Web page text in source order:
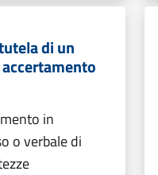
di un
in
o verbale di